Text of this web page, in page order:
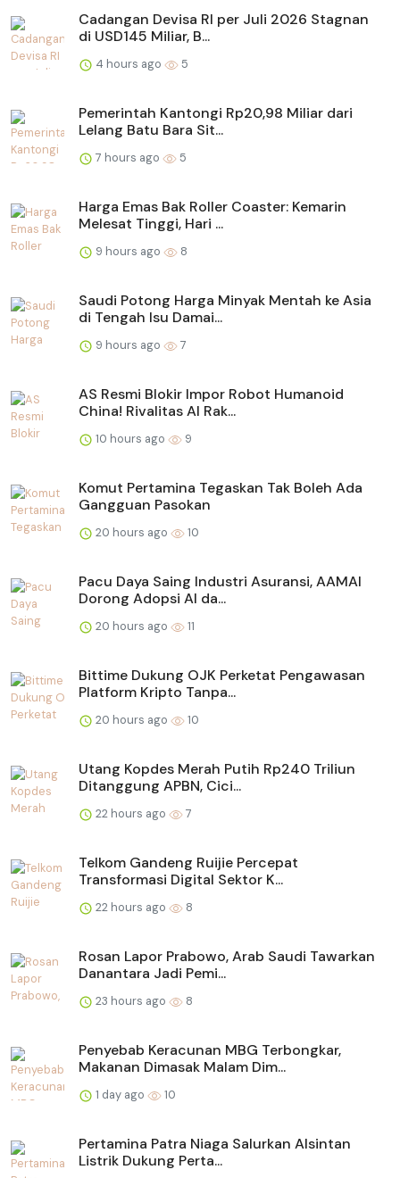
Cadangan Devisa RI per Juli 2026 Stagnan
di USD145 Miliar, B...
4 hours ago 5
Pemerintah Kantongi Rp20,98 Miliar dari
Lelang Batu Bara Sit...
7 hours ago 5
Harga Emas Bak Roller Coaster: Kemarin
Melesat Tinggi, Hari ...
9 hours ago 8
Saudi Potong Harga Minyak Mentah ke Asia
di Tengah Isu Damai...
9 hours ago 7
AS Resmi Blokir Impor Robot Humanoid
China! Rivalitas AI Rak...
10 hours ago 9
Komut Pertamina Tegaskan Tak Boleh Ada
Gangguan Pasokan
20 hours ago 10
Pacu Daya Saing Industri Asuransi, AAMAI
Dorong Adopsi AI da...
20 hours ago 11
Bittime Dukung OJK Perketat Pengawasan
Platform Kripto Tanpa...
20 hours ago 10
Utang Kopdes Merah Putih Rp240 Triliun
Ditanggung APBN, Cici...
22 hours ago 7
Telkom Gandeng Ruijie Percepat
Transformasi Digital Sektor K...
22 hours ago 8
Rosan Lapor Prabowo, Arab Saudi Tawarkan
Danantara Jadi Pemi...
23 hours ago 8
Penyebab Keracunan MBG Terbongkar,
Makanan Dimasak Malam Dim...
1 day ago 10
Pertamina Patra Niaga Salurkan Alsintan
Listrik Dukung Perta...